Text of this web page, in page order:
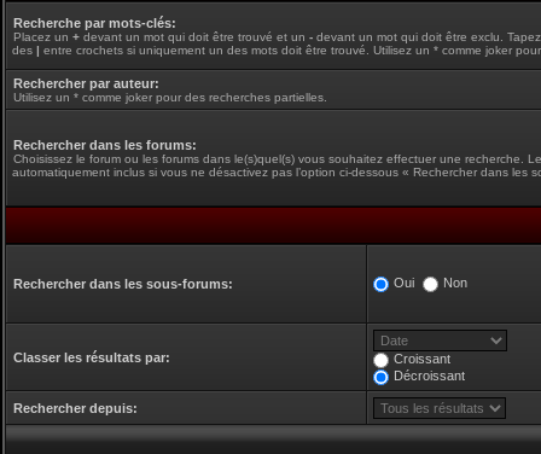
Recherche par mots-clés:
Placez un + devant un mot qui doit être trouvé et un - devant un mot qui doit être exclu.
des | entre crochets si uniquement un des mots doit être trouvé. Utilisez un * comme joker
Rechercher par auteur:
Utilisez un * comme joker pour des recherches partielles.
Rechercher dans les forums:
Choisissez le forum ou les forums dans le(s)quel(s) vous souhaitez effectuer une recherche.
automatiquement inclus si vous ne désactivez pas l’option ci-dessous « Rechercher dans les
Rechercher dans les sous-forums: Oui Non
Classer les résultats par:
Croissant
Décroissant
Rechercher depuis: